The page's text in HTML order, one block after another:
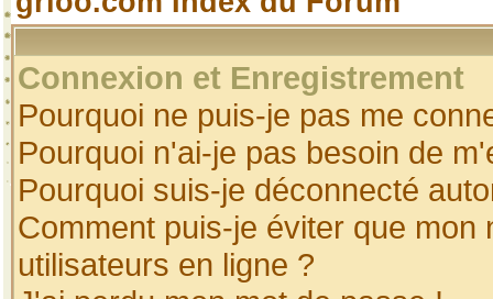
Connexion et Enregistrement
Pourquoi ne puis-je pas me
Pourquoi n'ai-je pas besoin de
Pourquoi suis-je déconnecté
Comment puis-je éviter que
utilisateurs en ligne ?